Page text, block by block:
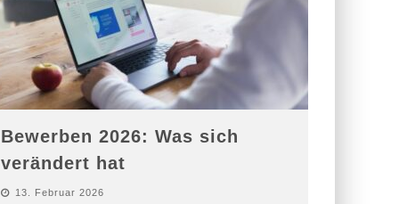
Bewerben 2026: Was sich
verändert hat
13. Februar 2026